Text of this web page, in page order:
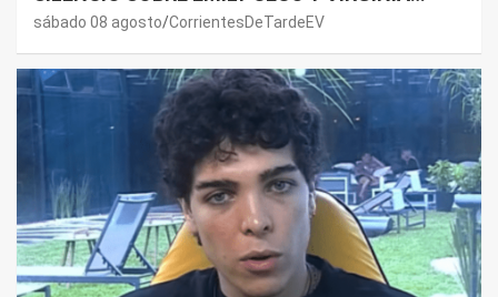
GALLARDO: “DEDÍQUENSE A SUS VIDAS”
sábado 08 agosto CorrientesDeTardeEV